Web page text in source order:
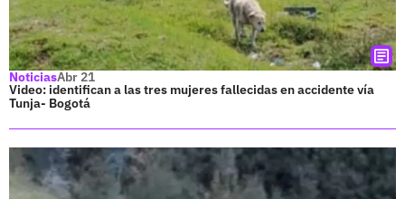
NoticiasAbr 21
Video: identifican a las tres mujeres fallecidas en accidente vía
Tunja- Bogotá